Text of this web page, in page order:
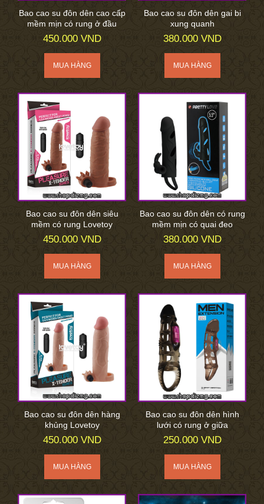
Bao cao su đôn dên cao cấp
mềm mịn có rung ở đầu
450.000 VND
Bao cao su đôn dên gai bi
xung quanh
380.000 VND
Bao cao su đôn dên siêu
mềm có rung Lovetoy
450.000 VND
Bao cao su đôn dên có rung
mềm mịn có quai đeo
380.000 VND
Bao cao su đôn dên hàng
khủng Lovetoy
450.000 VND
Bao cao su đôn dên hình
lưới có rung ở giữa
250.000 VND